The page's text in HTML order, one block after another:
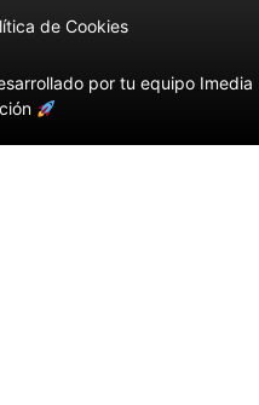
de Cookies
por tu equipo Imedia